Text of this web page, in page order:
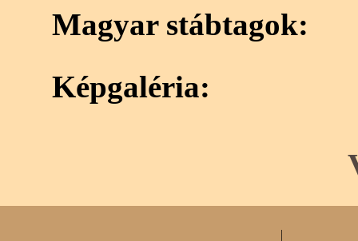
Magyar stábtagok:
Képgaléria: